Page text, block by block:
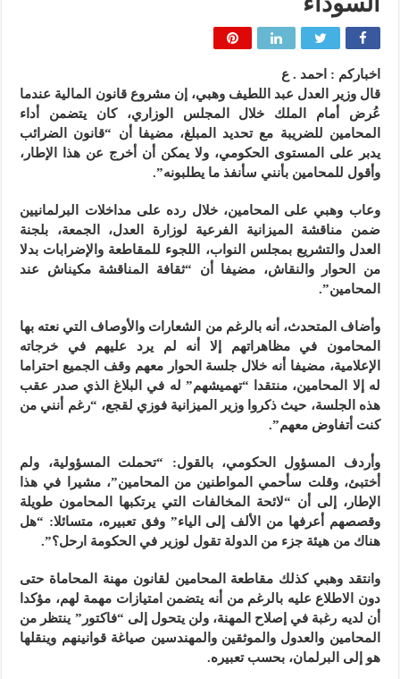
اخباركم : احمد . ع
قال وزير العدل عبد اللطيف وهبي، إن مشروع قانون المالية عندما
عُرض أمام الملك خلال المجلس الوزاري، كان يتضمن أداء
المحامين للضريبة مع تحديد المبلغ، مضيفا أن “قانون الضرائب
يدبر على المستوى الحكومي، ولا يمكن أن أخرج عن هذا الإطار،
وأقول للمحامين بأنني سأنفذ ما يطلبونه”.
وعاب وهبي على المحامين، خلال رده على مداخلات البرلمانيين
ضمن مناقشة الميزانية الفرعية لوزارة العدل، الجمعة، بلجنة
العدل والتشريع بمجلس النواب، اللجوء للمقاطعة والإضرابات بدلا
من الحوار والنقاش، مضيفا أن “ثقافة المناقشة مكيناش عند
المحامين”.
وأضاف المتحدث، أنه بالرغم من الشعارات والأوصاف التي نعته بها
المحامون في مظاهراتهم إلا أنه لم يرد عليهم في خرجاته
الإعلامية، مضيفا أنه خلال جلسة الحوار معهم وقف الجميع احتراما
له إلا المحامين، منتقدا “تهميشهم” له في البلاغ الذي صدر عقب
هذه الجلسة، حيث ذكروا وزير الميزانية فوزي لقجع، “رغم أنني من
كنت أتفاوض معهم”.
وأردف المسؤول الحكومي، بالقول: “تحملت المسؤولية، ولم
أختبئ، وقلت سأحمي المواطنين من المحامين”، مشيرا في هذا
الإطار، إلى أن “لائحة المخالفات التي يرتكبها المحامون طويلة
وقصصهم أعرفها من الألف إلى الياء” وفق تعبيره، متسائلا: “هل
هناك من هيئة جزء من الدولة تقول لوزير في الحكومة ارحل؟”.
وانتقد وهبي كذلك مقاطعة المحامين لقانون مهنة المحاماة حتى
دون الاطلاع عليه بالرغم من أنه يتضمن امتيازات مهمة لهم، مؤكدا
أن لديه رغبة في إصلاح المهنة، ولن يتحول إلى “فاكتور” ينتظر من
المحامين والعدول والموثقين والمهندسين صياغة قوانينهم وينقلها
هو إلى البرلمان، بحسب تعبيره.